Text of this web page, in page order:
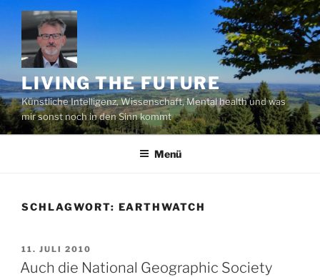
Zum
Inhalt
springen
LIVING THE FUTURE
Künstliche Intelligenz, Wissenschaft, Mental health und was
mir sonst noch in den Sinn kommt
Menü
SCHLAGWORT: EARTHWATCH
VERÖFFENTLICHT
AM
11. JULI 2010
Auch die National Geographic Society